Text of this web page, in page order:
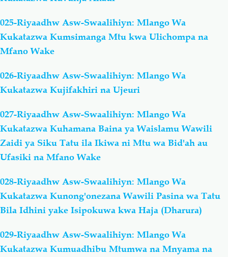
025-Riyaadhw Asw-Swaalihiyn: Mlango Wa
Kukatazwa Kumsimanga Mtu kwa Ulichompa na
Mfano Wake
026-Riyaadhw Asw-Swaalihiyn: Mlango Wa
Kukatazwa Kujifakhiri na Ujeuri
027-Riyaadhw Asw-Swaalihiyn: Mlango Wa
Kukatazwa Kuhamana Baina ya Waislamu Wawili
Zaidi ya Siku Tatu ila Ikiwa ni Mtu wa Bid'ah au
Ufasiki na Mfano Wake
028-Riyaadhw Asw-Swaalihiyn: Mlango Wa
Kukatazwa Kunong'onezana Wawili Pasina wa Tatu
Bila Idhini yake Isipokuwa kwa Haja (Dharura)
029-Riyaadhw Asw-Swaalihiyn: Mlango Wa
Kukatazwa Kumuadhibu Mtumwa na Mnyama na